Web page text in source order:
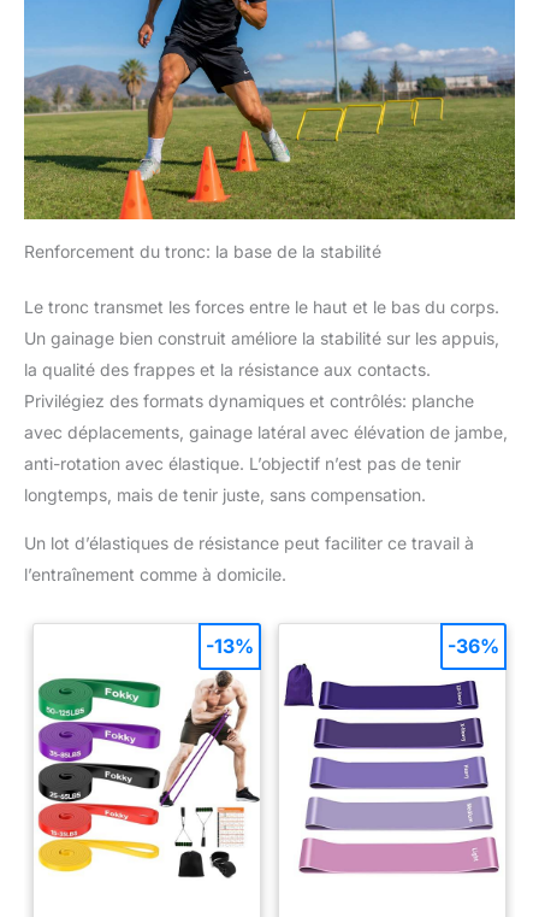
Renforcement du tronc: la base de la stabilité
Le tronc transmet les forces entre le haut et le bas du corps.
Un gainage bien construit améliore la stabilité sur les appuis,
la qualité des frappes et la résistance aux contacts.
Privilégiez des formats dynamiques et contrôlés: planche
avec déplacements, gainage latéral avec élévation de jambe,
anti-rotation avec élastique. L’objectif n’est pas de tenir
longtemps, mais de tenir juste, sans compensation.
Un lot d’élastiques de résistance peut faciliter ce travail à
l’entraînement comme à domicile.
-13% -36%